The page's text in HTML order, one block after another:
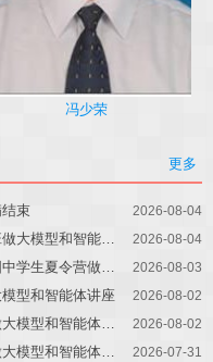
冯少荣
更多
束 2026-08-04
林子雨老师应邀为广西某律师行业培训班做大模型和智能体讲座 2026-08-04
林子雨老师应邀为厦门大学信息学院全国中学生夏令营做大模型讲座 2026-08-03
型和智能体讲座 2026-08-02
林子雨老师应邀为人保财险厦门分公司做大模型和智能体讲座 2026-08-02
林子雨老师应邀为厦门市残疾人联合会做大模型和智能体讲座 2026-07-31